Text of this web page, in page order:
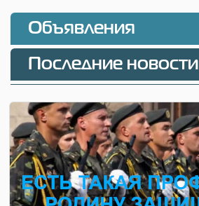
Объявления
Последние новости